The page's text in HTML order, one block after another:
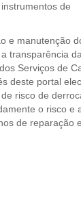
de
e manutenção
transparência
Serviços de
deste portal
risco de
o risco e
de reparação e